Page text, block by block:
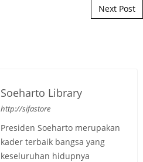
Next Post
Soeharto Library
http://sifastore
Presiden Soeharto merupakan
kader terbaik bangsa yang
keseluruhan hidupnya